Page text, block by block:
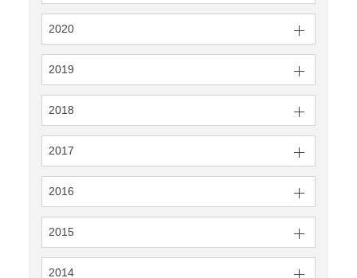
2020
2019
2018
2017
2016
2015
2014